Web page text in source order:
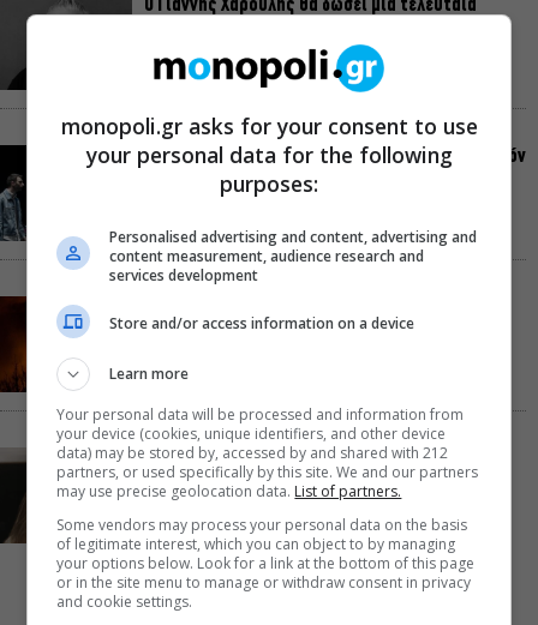
Ο Γιάννης Χαρούλης θα δώσει μια τελευταία
πολίτες β’ κατηγορίας, του Brian Friel για β’ σεζόν
στο Θέατρο Τζένη Καρέζη
Αττική, Στερεά Ελλάδα και Βόρειο Αιγαίο
Έλενα Χούντα: Μουσικό Φεστιβάλ Αίγινας, ένας
πολιτιστικός θεσμός με διάρκεια
monopoli.gr asks for your consent to use
your personal data for the following
purposes:
Personalised advertising and content, advertising and
content measurement, audience research and
services development
Store and/or access information on a device
Learn more
Your personal data will be processed and information from
your device (cookies, unique identifiers, and other device
data) may be stored by, accessed by and shared with 212
partners, or used specifically by this site. We and our partners
may use precise geolocation data. List of partners.
Some vendors may process your personal data on the basis
of legitimate interest, which you can object to by managing
your options below. Look for a link at the bottom of this page
or in the site menu to manage or withdraw consent in privacy
and cookie settings.